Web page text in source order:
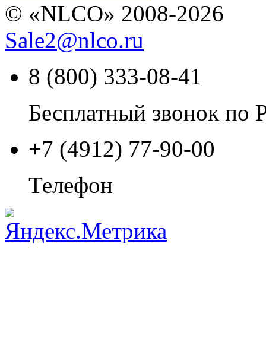
© «NLCO» 2008-2026
Sale2@nlco.ru
8 (800) 333-08-41
Бесплатный звонок по
+7 (4912) 77-90-00
Телефон